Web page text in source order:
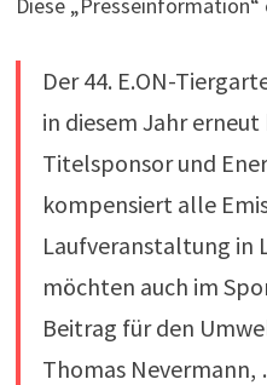
Der 44. E.ON-
in diesem Jahr
Titelsponsor und
kompensiert alle
Laufveranstaltung in
möchten auch im
Beitrag für den
Thomas